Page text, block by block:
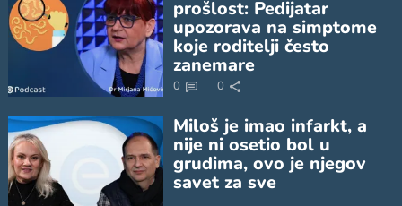
prošlost: Pedijatar
upozorava na simptome
koje roditelji često
zanemare
0 0
Miloš je imao infarkt, a
nije ni osetio bol u
grudima, ovo je njegov
savet za sve